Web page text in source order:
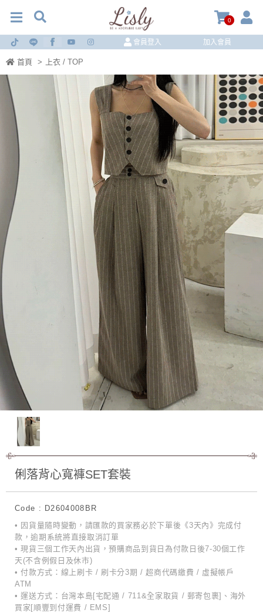
0
會員登入 加入會員
首頁 > 上衣 / TOP
俐落背心寬褲SET套裝
Code : D2604008BR
• 因貨量隨時變動，請匯款的買家務必於下單後《3天內》完成付
款，逾期系統將直接取消訂單
• 現貨三個工作天內出貨，預購商品到貨日為付款日後7-30個工作
天(不含例假日及休市)
• 付款方式：線上刷卡 / 刷卡分3期 / 超商代碼繳費 / 虛擬帳戶
ATM
• 運送方式：台灣本島[宅配通 / 711&全家取貨 / 郵寄包裹]、海外
買家[順豐到付運費 / EMS]